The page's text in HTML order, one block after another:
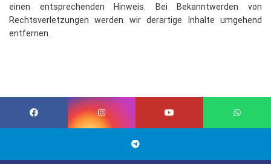
einen entsprechenden Hinweis. Bei Bekanntwerden von
Rechtsverletzungen werden wir derartige Inhalte umgehend
entfernen.